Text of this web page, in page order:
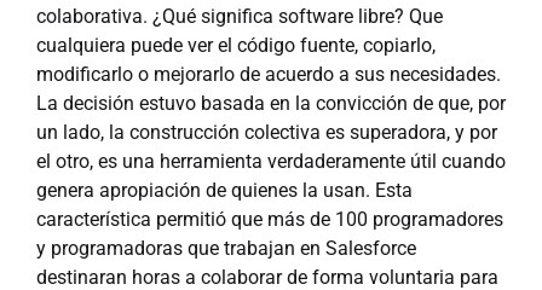
colaborativa. ¿Qué significa software libre? Que
cualquiera puede ver el código fuente, copiarlo,
modificarlo o mejorarlo de acuerdo a sus necesidades.
La decisión estuvo basada en la convicción de que, por
un lado, la construcción colectiva es superadora, y por
el otro, es una herramienta verdaderamente útil cuando
genera apropiación de quienes la usan. Esta
característica permitió que más de 100 programadores
y programadoras que trabajan en Salesforce
destinaran horas a colaborar de forma voluntaria para